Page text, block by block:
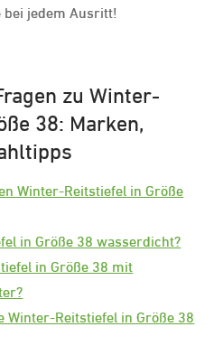
bei jedem Ausritt!
zu Winter-
38: Marken,
Winter-Reitstiefel in Größe
in Größe 38 wasserdicht?
in Größe 38 mit
Winter-Reitstiefel in Größe 38